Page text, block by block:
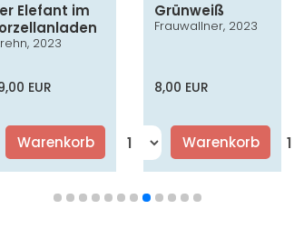
Elefant im
2023
EUR
Warenkorb
Grünweiß
Frauwallner, 2023
8,00 EUR
Warenkorb